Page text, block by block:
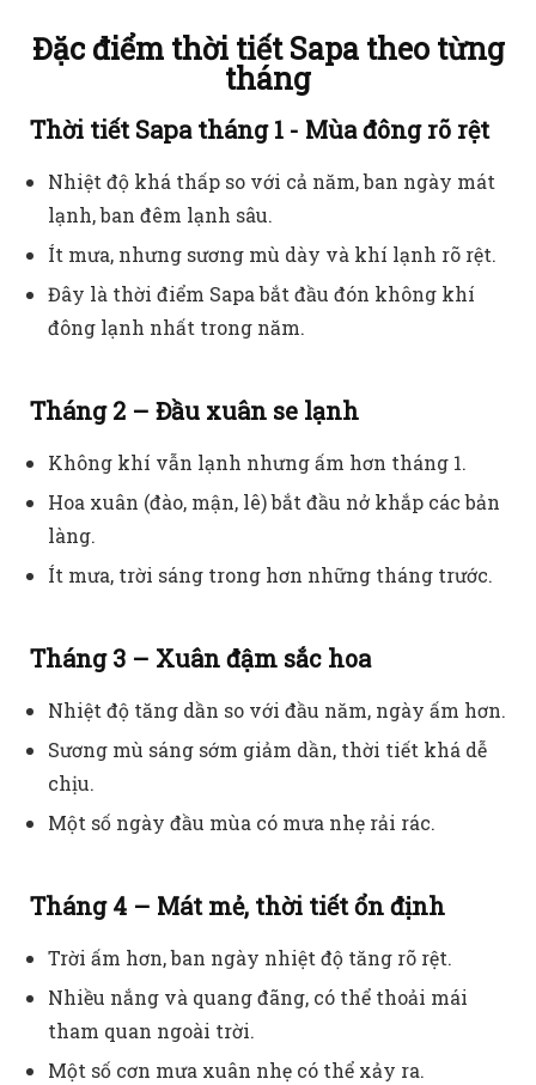
Đặc điểm thời tiết Sapa theo từng
tháng
Thời tiết Sapa tháng 1 - Mùa đông rõ rệt
Nhiệt độ khá thấp so với cả năm, ban ngày mát
lạnh, ban đêm lạnh sâu.
Ít mưa, nhưng sương mù dày và khí lạnh rõ rệt.
Đây là thời điểm Sapa bắt đầu đón không khí
đông lạnh nhất trong năm.
Tháng 2 – Đầu xuân se lạnh
Không khí vẫn lạnh nhưng ấm hơn tháng 1.
Hoa xuân (đào, mận, lê) bắt đầu nở khắp các bản
làng.
Ít mưa, trời sáng trong hơn những tháng trước.
Tháng 3 – Xuân đậm sắc hoa
Nhiệt độ tăng dần so với đầu năm, ngày ấm hơn.
Sương mù sáng sớm giảm dần, thời tiết khá dễ
chịu.
Một số ngày đầu mùa có mưa nhẹ rải rác.
Tháng 4 – Mát mẻ, thời tiết ổn định
Trời ấm hơn, ban ngày nhiệt độ tăng rõ rệt.
Nhiều nắng và quang đãng, có thể thoải mái
tham quan ngoài trời.
Một số cơn mưa xuân nhẹ có thể xảy ra.